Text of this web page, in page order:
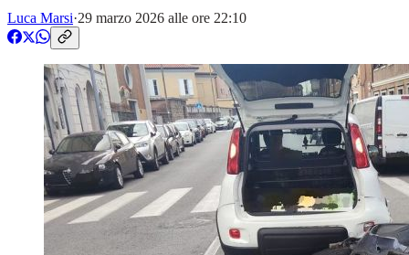
Luca Marsi·29 marzo 2026 alle ore 22:10